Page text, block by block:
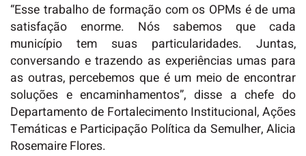
“Esse trabalho de formação com os OPMs é de uma
satisfação enorme. Nós sabemos que cada
município tem suas particularidades. Juntas,
conversando e trazendo as experiências umas para
as outras, percebemos que é um meio de encontrar
soluções e encaminhamentos”, disse a chefe do
Departamento de Fortalecimento Institucional, Ações
Temáticas e Participação Política da Semulher, Alicia
Rosemaire Flores.